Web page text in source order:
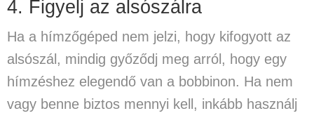
4. Figyelj az alsószálra
Ha a hímzőgéped nem jelzi, hogy kifogyott az
alsószál, mindig győződj meg arról, hogy egy
hímzéshez elegendő van a bobbinon. Ha nem
vagy benne biztos mennyi kell, inkább használj